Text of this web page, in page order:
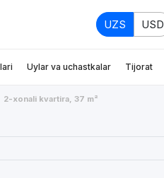
UZS USD
Uylar va uchastkalar Tijorat
2-xonali kvartira, 37 m²